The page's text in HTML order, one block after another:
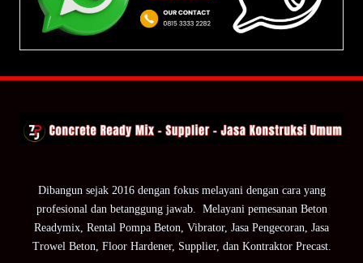
Dibangun sejak 2016 dengan fokus melayani dengan cara yang
profesional dan betanggung jawab. Melayani pemesanan Beton
Readymix, Rental Pompa Beton, Vibrator, Jasa Pengecoran, Jasa
Trowel Beton, Floor Hardener, Supplier, dan Kontraktor Precast.